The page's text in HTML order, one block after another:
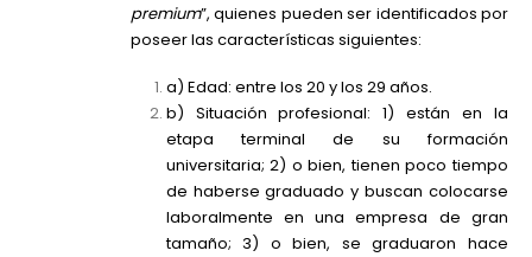
premium”, quienes pueden ser identificados por
poseer las características siguientes:
a) Edad: entre los 20 y los 29 años.
b) Situación profesional: 1) están en la
etapa terminal de su formación
universitaria; 2) o bien, tienen poco tiempo
de haberse graduado y buscan colocarse
laboralmente en una empresa de gran
tamaño; 3) o bien, se graduaron hace